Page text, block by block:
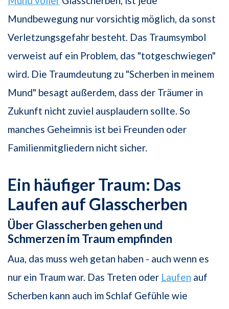
Mundbewegung nur vorsichtig möglich, da sonst
Verletzungsgefahr besteht. Das Traumsymbol
verweist auf ein Problem, das "totgeschwiegen"
wird. Die Traumdeutung zu "Scherben in meinem
Mund" besagt außerdem, dass der Träumer in
Zukunft nicht zuviel ausplaudern sollte. So
manches Geheimnis ist bei Freunden oder
Familienmitgliedern nicht sicher.
Ein häufiger Traum: Das
Laufen auf Glasscherben
Über Glasscherben gehen und
Schmerzen im Traum empfinden
Aua, das muss weh getan haben - auch wenn es
nur ein Traum war. Das Treten oder Laufen auf
Scherben kann auch im Schlaf Gefühle wie